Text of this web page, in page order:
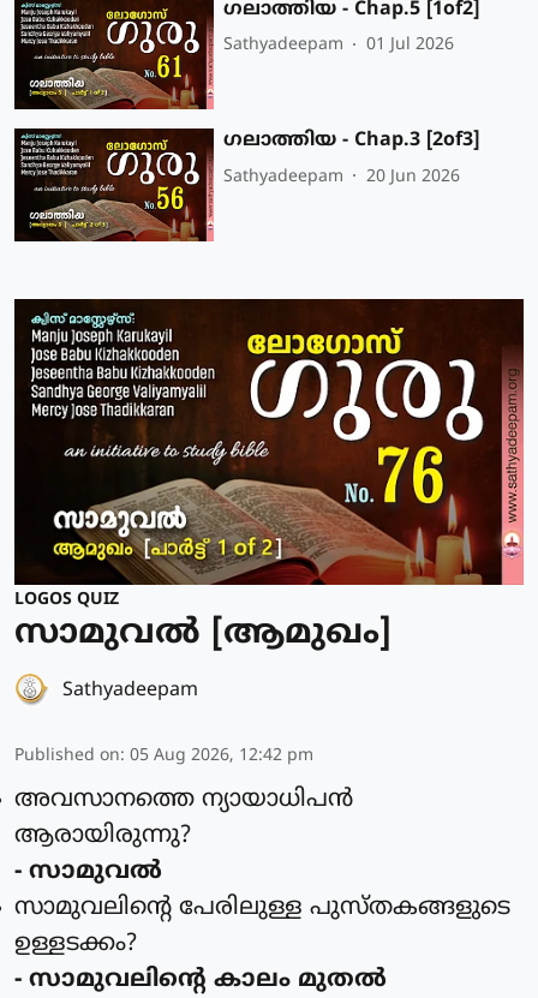
ഗലാത്തിയ - Chap.5 [1of2]
Sathyadeepam 01 Jul 2026
ഗലാത്തിയ - Chap.3 [2of3]
Sathyadeepam 20 Jun 2026
LOGOS QUIZ
സാമുവൽ [ആമുഖം]
Sathyadeepam
Published on: 05 Aug 2026, 12:42 pm
അവസാനത്തെ ന്യായാധിപന്‍
ആരായിരുന്നു?
- സാമുവല്‍
സാമുവലിന്റെ പേരിലുള്ള പുസ്തകങ്ങളുടെ
ഉള്ളടക്കം?
- സാമുവലിന്റെ കാലം മുതല്‍